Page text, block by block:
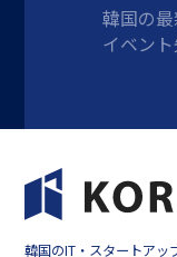
韓国の
イベン
韓国のIT・スタートアッ